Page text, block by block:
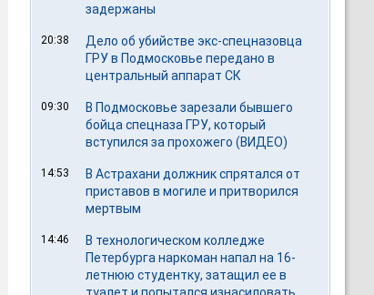
задержаны
20:38
Дело об убийстве экс-спецназовца
ГРУ в Подмосковье передано в
центральный аппарат СК
09:30
В Подмосковье зарезали бывшего
бойца спецназа ГРУ, который
вступился за прохожего (ВИДЕО)
14:53
В Астрахани должник спрятался от
приставов в могиле и притворился
мертвым
14:46
В технологическом колледже
Петербурга наркоман напал на 16-
летнюю студентку, затащил ее в